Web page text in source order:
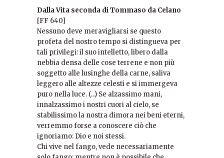
Dalla Vita seconda di Tommaso da Celano
[FF 640]
Nessuno deve meravigliarsi se questo
profeta del nostro tempo si distingueva per
tali privilegi: il suo intelletto, libero dalla
nebbia densa delle cose terrene e non più
soggetto alle lusinghe della carne, saliva
leggero alle altezze celesti e si immergeva
puro nella luce. (…) Se alzassimo mani,
innalzassimo i nostri cuori al cielo, se
stabilissimo la nostra dimora nei beni eterni,
verremmo forse a conoscere ciò che
ignoriamo: Dio e noi stessi.
Chi vive nel fango, vede necessariamente